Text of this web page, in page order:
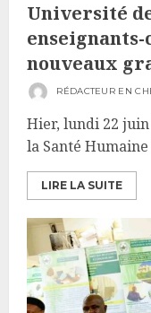
Université de
nouveaux
RÉDACTEUR EN
Hier, lundi 22 juin
la Santé Humaine
LIRE LA SUITE